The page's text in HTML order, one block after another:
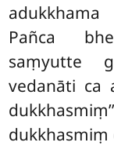
Pañca
saṃyutte
vedanāti ca
dukkhasmiṃ